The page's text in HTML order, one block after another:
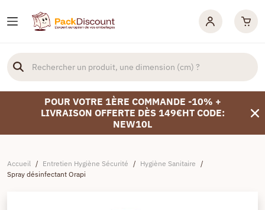
POUR VOTRE 1ÈRE COMMANDE -10% +
LIVRAISON OFFERTE DÈS 149€HT CODE:
NEW10L
Accueil / Entretien Hygiène Sécurité / Hygiène Sanitaire /
Spray désinfectant Orapi